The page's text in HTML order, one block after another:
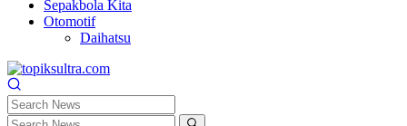
Sepakbola Kita
Otomotif
Daihatsu